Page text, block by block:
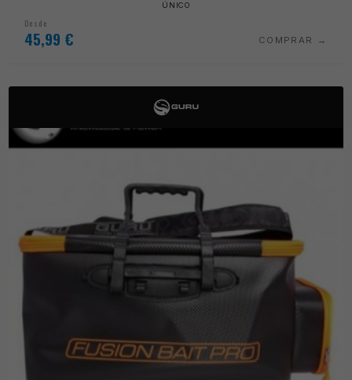
ÚNICO
Desde
45,99 € COMPRAR